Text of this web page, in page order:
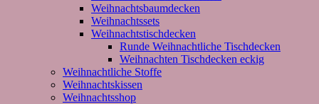
Weihnachtsbaumdecken
Weihnachtssets
Weihnachtstischdecken
Runde Weihnachtliche Tischdecken
Weihnachten Tischdecken eckig
Weihnachtliche Stoffe
Weihnachtskissen
Weihnachtsshop